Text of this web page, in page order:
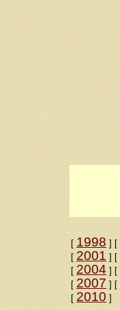
[ 1998 ] [
[ 2001 ] [
[ 2004 ] [
[ 2007 ] [
[ 2010 ]